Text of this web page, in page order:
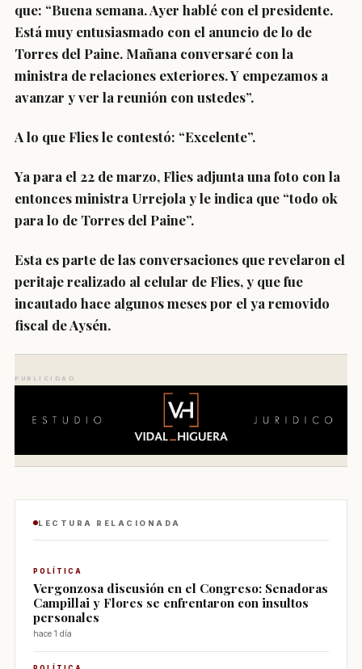
que: “Buena semana. Ayer hablé con el presidente.
Está muy entusiasmado con el anuncio de lo de
Torres del Paine. Mañana conversaré con la
ministra de relaciones exteriores. Y empezamos a
avanzar y ver la reunión con ustedes”.
A lo que Flies le contestó: “Excelente”.
Ya para el 22 de marzo, Flies adjunta una foto con la
entonces ministra Urrejola y le indica que “todo ok
para lo de Torres del Paine”.
Esta es parte de las conversaciones que revelaron el
peritaje realizado al celular de Flies, y que fue
incautado hace algunos meses por el ya removido
fiscal de Aysén.
PUBLICIDAD
LECTURA RELACIONADA
POLÍTICA
Vergonzosa discusión en el Congreso: Senadoras
Campillai y Flores se enfrentaron con insultos
personales
hace 1 día